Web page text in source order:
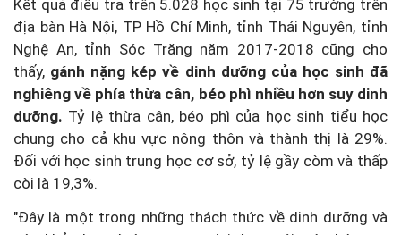
Kết quả điều tra trên 5.028 học sinh tại 75 trường trên
địa bàn Hà Nội, TP Hồ Chí Minh, tỉnh Thái Nguyên, tỉnh
Nghệ An, tỉnh Sóc Trăng năm 2017-2018 cũng cho
thấy, gánh nặng kép về dinh dưỡng của học sinh đã
nghiêng về phía thừa cân, béo phì nhiều hơn suy dinh
dưỡng. Tỷ lệ thừa cân, béo phì của học sinh tiểu học
chung cho cả khu vực nông thôn và thành thị là 29%.
Đối với học sinh trung học cơ sở, tỷ lệ gầy còm và thấp
còi là 19,3%.
"Đây là một trong những thách thức về dinh dưỡng và